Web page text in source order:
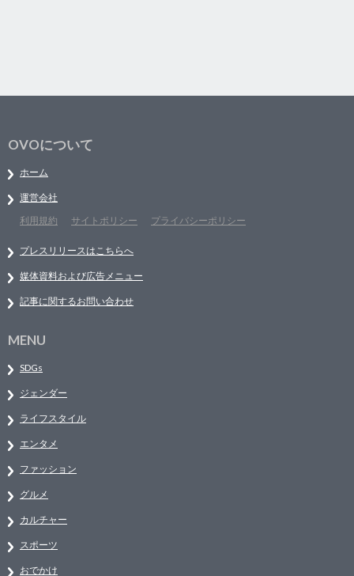
OVOについて
ホーム
運営会社
利用規約
サイトポリシー プライバシーポリシー
プレスリリースはこちらへ
媒体資料および広告メニュー
記事に関するお問い合わせ
MENU
SDGs
ジェンダー
ライフスタイル
エンタメ
ファッション
グルメ
カルチャー
スポーツ
おでかけ